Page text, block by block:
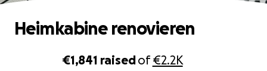
€1,841 raisedof€2.2K
Heimkabine renovieren